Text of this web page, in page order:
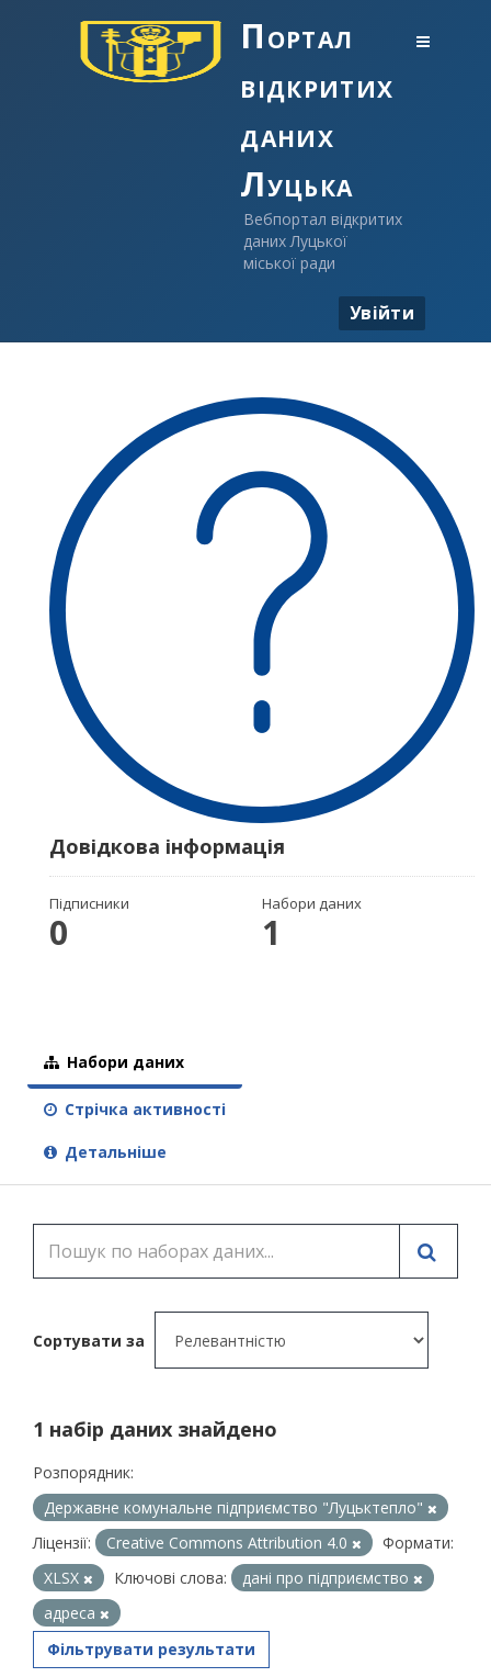
Портал
відкритих
даних
Луцька
Вебпортал відкритих
даних Луцької
міської ради
Увійти
Довідкова інформація
Підписники
0
Набори даних
1
Набори даних
Стрічка активності
Детальніше
Сортувати за
1 набір даних знайдено
Розпорядник:
Державне комунальне підприємство "Луцьктепло"
Ліцензії:
Creative Commons Attribution 4.0
Формати:
XLSX
Ключові слова:
дані про підприємство
адреса
Фільтрувати результати